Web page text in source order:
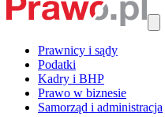
Prawnicy i sądy
Podatki
Kadry i BHP
Prawo w biznesie
Samorząd i administracja